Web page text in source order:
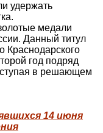
удержать
медали
Данный титул
Краснодарского
год подряд
в решающем
14 июня